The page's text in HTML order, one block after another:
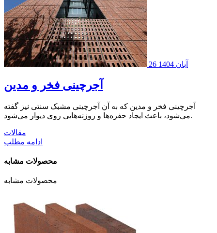
26 آبان 1404
آجرچینی فخر و مدین
آجرچینی فخر و مدین که به آن آجرچینی مشبک سنتی نیز گفته
می‌شود، باعث ایجاد حفره‌ها و روزنه‌هایی روی دیوار می‌شود.
مقالات
ادامه مطلب
محصولات مشابه
محصولات مشابه